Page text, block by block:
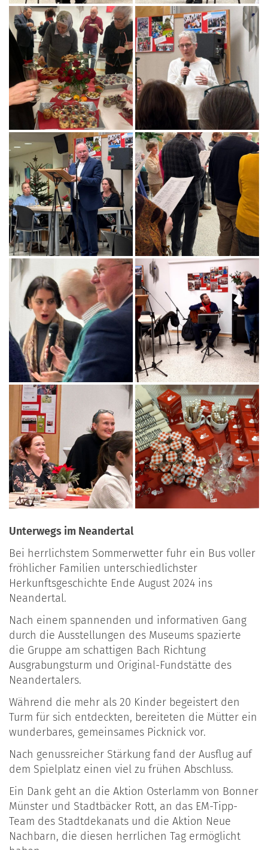
Unterwegs im Neandertal
Bei herrlichstem Sommerwetter fuhr ein Bus voller
fröhlicher Familien unterschiedlichster
Herkunftsgeschichte Ende August 2024 ins
Neandertal.
Nach einem spannenden und informativen Gang
durch die Ausstellungen des Museums spazierte
die Gruppe am schattigen Bach Richtung
Ausgrabungsturm und Original-Fundstätte des
Neandertalers.
Während die mehr als 20 Kinder begeistert den
Turm für sich entdeckten, bereiteten die Mütter ein
wunderbares, gemeinsames Picknick vor.
Nach genussreicher Stärkung fand der Ausflug auf
dem Spielplatz einen viel zu frühen Abschluss.
Ein Dank geht an die Aktion Osterlamm von Bonner
Münster und Stadtbäcker Rott, an das EM-Tipp-
Team des Stadtdekanats und die Aktion Neue
Nachbarn, die diesen herrlichen Tag ermöglicht